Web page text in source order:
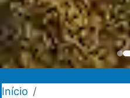
Início /